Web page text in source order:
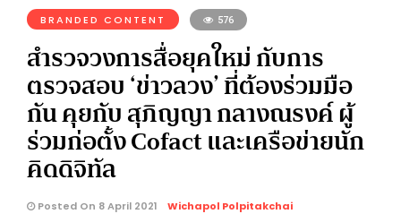
BRANDED CONTENT 576
สำรวจวงการสื่อยุคใหม่ กับการ
ตรวจสอบ ‘ข่าวลวง’ ที่ต้องร่วมมือ
กัน คุยกับ สุภิญญา กลางณรงค์ ผู้
ร่วมก่อตั้ง Cofact และเครือข่ายนัก
คิดดิจิทัล
Posted On 8 April 2021 Wichapol Polpitakchai